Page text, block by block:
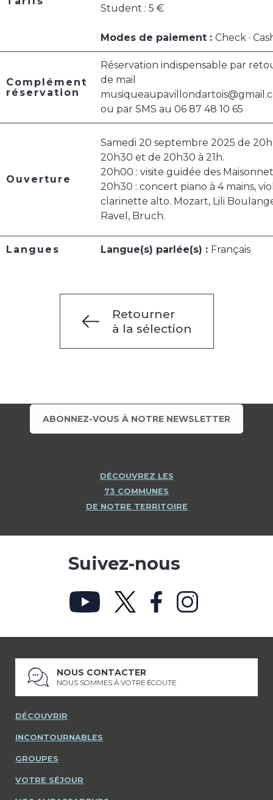
Student : 5 €
Modes de paiement : Check ·
Complément
réservation
Réservation indispensable par
de mail
ou par SMS au 06 87 48 10 65
Ouverture
Samedi 20 septembre 2025 de
20h30 et de 20h30 à 21h.
20h00 : visite guidée des
20h30 : concert piano à 4 mains,
clarinette alto. Mozart, Lili
Ravel, Bruch.
Langues Langue(s) parlée(s) : Français
Retourner
à la sélection
ABONNEZ-VOUS À NOTRE NEWSLETTER
DÉCOUVREZ LES
73 COMMUNES
DE NOTRE TERRITOIRE
Suivez-nous
NOUS CONTACTER
NOUS SOMMES À VOTRE ÉCOUTE
DÉCOUVRIR
INCONTOURNABLES
GROUPES
VOTRE SÉJOUR